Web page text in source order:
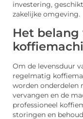
investering,
zakelijke omgeving.
Het belang
Om de levensduur
regelmatig
worden onderdelen
vervangen en de
professioneel
storingen en